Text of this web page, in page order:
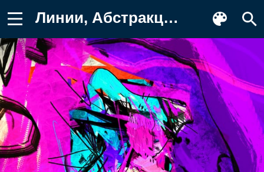
Линии, Абстракция, Холст, Краска Фон для телефона